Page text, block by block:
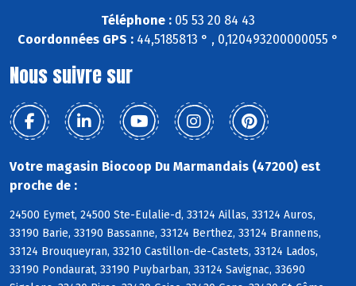
Téléphone : 05 53 20 84 43
Coordonnées GPS : 44,5185813 ° , 0,120493200000055 °
Nous suivre sur
Votre magasin Biocoop Du Marmandais (47200) est
proche de :
24500 Eymet, 24500 Ste-Eulalie-d, 33124 Aillas, 33124 Auros,
33190 Barie, 33190 Bassanne, 33124 Berthez, 33124 Brannens,
33124 Brouqueyran, 33210 Castillon-de-Castets, 33124 Lados,
33190 Pondaurat, 33190 Puybarban, 33124 Savignac, 33690